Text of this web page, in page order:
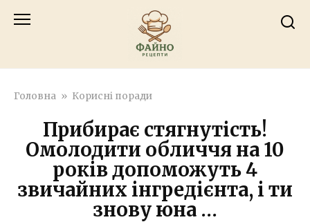
Головна » Корисні поради
Прибирає стягнутість!
Омолодити обличчя на 10
років допоможуть 4
звичайних інгредієнта, і ти
знову юна …